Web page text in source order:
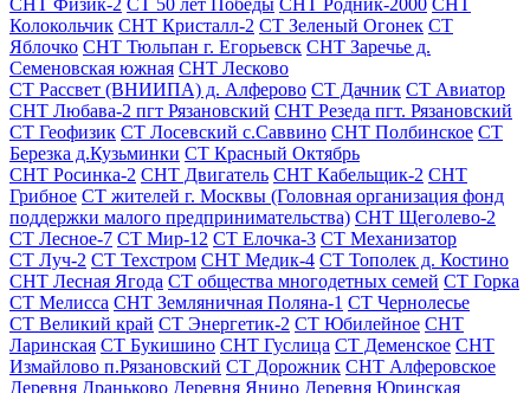
Колокольчик СНТ Кристалл-2 СТ Зеленый Огонек СТ
Яблочко СНТ Тюльпан г. Егорьевск СНТ Заречье д.
Семеновская южная СНТ Лесково
СТ Рассвет (ВНИИПА) д. Алферово СТ Дачник СТ Авиатор
СНТ Любава-2 пгт Рязановский СНТ Резеда пгт. Рязановский
СТ Геофизик СТ Лосевский с.Саввино СНТ Полбинское СТ
Березка д.Кузьминки СТ Красный Октябрь
СНТ Росинка-2 СНТ Двигатель СНТ Кабельщик-2 СНТ
Грибное СТ жителей г. Москвы (Головная организация фонд
поддержки малого предпринимательства) СНТ Щеголево-2
СТ Лесное-7 СТ Мир-12 СТ Елочка-3 СТ Механизатор
СТ Луч-2 СТ Техстром СНТ Медик-4 СТ Тополек д. Костино
СНТ Лесная Ягода СТ общества многодетных семей СТ Горка
СТ Мелисса СНТ Земляничная Поляна-1 СТ Чернолесье
СТ Великий край СТ Энергетик-2 СТ Юбилейное СНТ
Ларинская СТ Букишино СНТ Гуслица СТ Деменское СНТ
Измайлово п.Рязановский СТ Дорожник СНТ Алферовское
Деревня Драньково Деревня Янино Деревня Юринская